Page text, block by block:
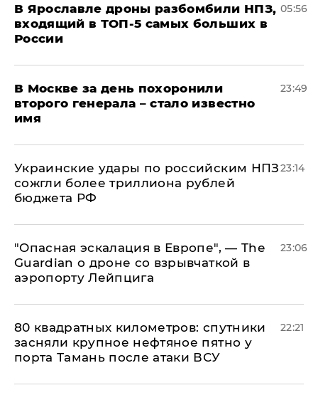
В Ярославле дроны разбомбили НПЗ,
входящий в ТОП-5 самых больших в
России
05:56
В Москве за день похоронили
второго генерала – стало известно
имя
23:49
Украинские удары по российским НПЗ
сожгли более триллиона рублей
бюджета РФ
23:14
"Опасная эскалация в Европе", — The
Guardian о дроне со взрывчаткой в
аэропорту Лейпцига
23:06
80 квадратных километров: спутники
засняли крупное нефтяное пятно у
порта Тамань после атаки ВСУ
22:21